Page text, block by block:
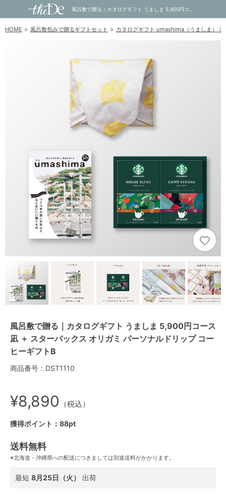
HOME 風呂敷包みで贈るギフトセット カタログギフト umashima（うましま）｜
風呂敷で贈る｜カタログギフト うましま 5,900円コース
凪 ＋ スターバックス オリガミ パーソナルドリップ コー
ヒーギフトB
商品番号：DST1110
¥8,890 （税込）
獲得ポイント：88pt
送料無料
※北海道・沖縄県への配送につきましては別途送料がかかります。
最短 8月25日（火） 出荷